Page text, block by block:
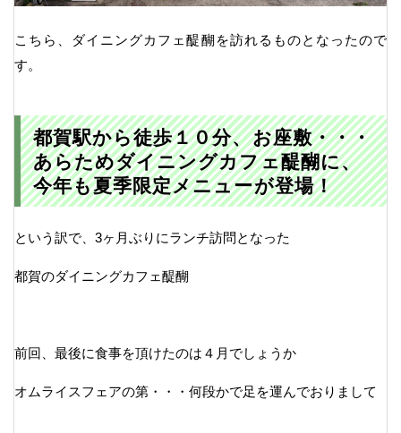
こちら、ダイニングカフェ醍醐を訪れるものとなったので
す。
都賀駅から徒歩１０分、お座敷・・・
あらためダイニングカフェ醍醐に、
今年も夏季限定メニューが登場！
という訳で、3ヶ月ぶりにランチ訪問となった
都賀のダイニングカフェ醍醐
前回、最後に食事を頂けたのは４月でしょうか
オムライスフェアの第・・・何段かで足を運んでおりまして